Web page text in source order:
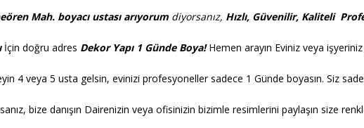
Mah. boyacı ustası arıyorum diyorsanız, Hızlı, Güvenilir, Kaliteli
İçin doğru adres Dekor Yapı 1 Günde Boya!Hemen arayın Eviniz veya
4 veya 5 usta gelsin, evinizi profesyoneller sadece 1 Günde boyasın. Siz
bize danışın Dairenizin veya ofisinizin bizimle resimlerini paylaşın size